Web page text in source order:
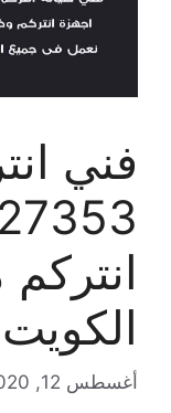
فني
الكويت
أغسطس 12, 2020